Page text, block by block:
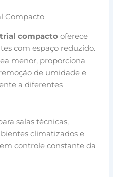
Compacto
compacto oferece
com espaço reduzido.
menor, proporciona
de umidade e
a diferentes
salas técnicas,
climatizados e
controle constante da